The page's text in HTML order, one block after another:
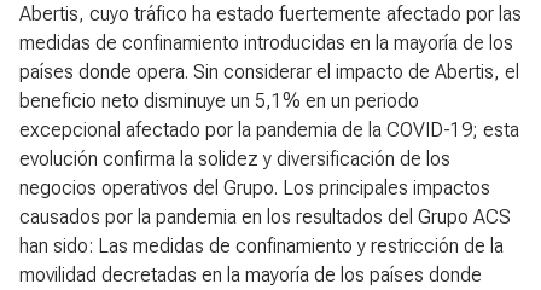
Abertis, cuyo tráfico ha estado fuertemente afectado por las
medidas de confinamiento introducidas en la mayoría de los
países donde opera. Sin considerar el impacto de Abertis, el
beneficio neto disminuye un 5,1% en un periodo
excepcional afectado por la pandemia de la COVID-19; esta
evolución confirma la solidez y diversificación de los
negocios operativos del Grupo. Los principales impactos
causados por la pandemia en los resultados del Grupo ACS
han sido: Las medidas de confinamiento y restricción de la
movilidad decretadas en la mayoría de los países donde